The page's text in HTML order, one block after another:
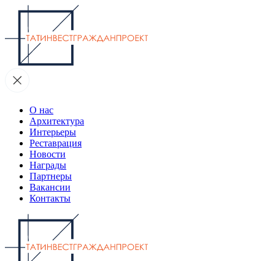
О нас
Архитектура
Интерьеры
Реставрация
Новости
Награды
Партнеры
Вакансии
Контакты